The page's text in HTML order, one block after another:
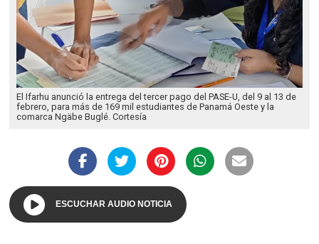
El Ifarhu anunció la entrega del tercer pago del PASE-U, del 9 al 13 de
febrero, para más de 169 mil estudiantes de Panamá Oeste y la
comarca Ngäbe Buglé. Cortesía
ESCUCHAR AUDIO NOTICIA